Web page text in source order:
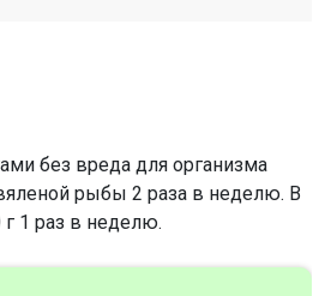
без вреда для организма
рыбы 2 раза в неделю. В
1 раз в неделю.